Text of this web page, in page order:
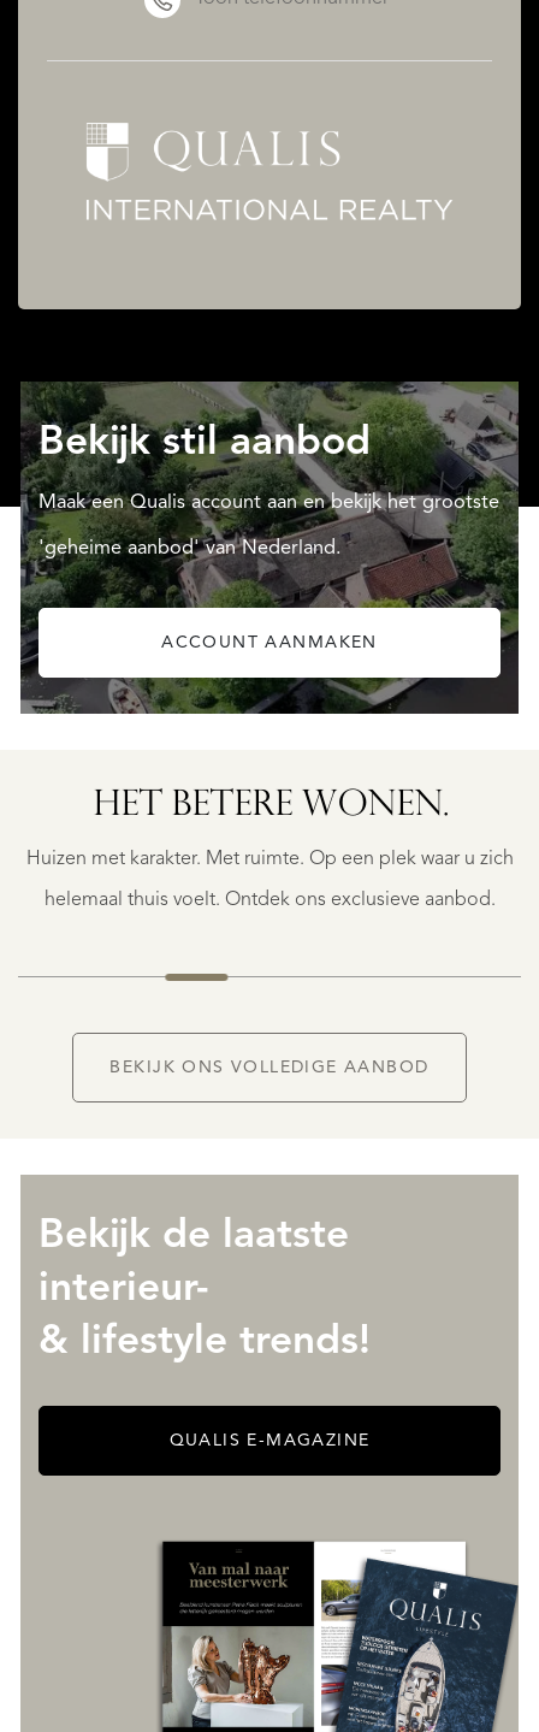
Bekijk stil aanbod
Maak een Qualis account aan en bekijk het grootste
'geheime aanbod' van Nederland.
ACCOUNT AANMAKEN
HET BETERE WONEN.
Huizen met karakter. Met ruimte. Op een plek waar u zich
helemaal thuis voelt. Ontdek ons exclusieve aanbod.
BERGERAC
€
BEKIJK ONS VOLLEDIGE AANBOD
Bekijk de laatste
interieur-
& lifestyle trends!
QUALIS E-MAGAZINE